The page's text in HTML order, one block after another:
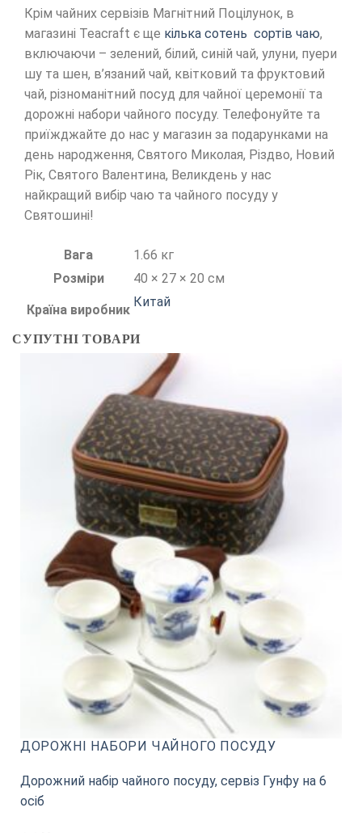
Крім чайних сервізів Магнітний Поцілунок, в
магазині Teacraft є ще кілька сотень сортів чаю,
включаючи – зелений, білий, синій чай, улуни, пуери
шу та шен, в’язаний чай, квітковий та фруктовий
чай, різноманітний посуд для чайної церемонії та
дорожні набори чайного посуду. Телефонуйте та
приїжджайте до нас у магазин за подарунками на
день народження, Святого Миколая, Різдво, Новий
Рік, Святого Валентина, Великдень у нас
найкращий вибір чаю та чайного посуду у
Святошині!
Вага
1.66 кг
Розміри
40 × 27 × 20 см
Країна виробник
Китай
СУПУТНІ ТОВАРИ
ДОРОЖНІ НАБОРИ ЧАЙНОГО ПОСУДУ
Дорожний набір чайного посуду, сервіз Гунфу на 6
осіб